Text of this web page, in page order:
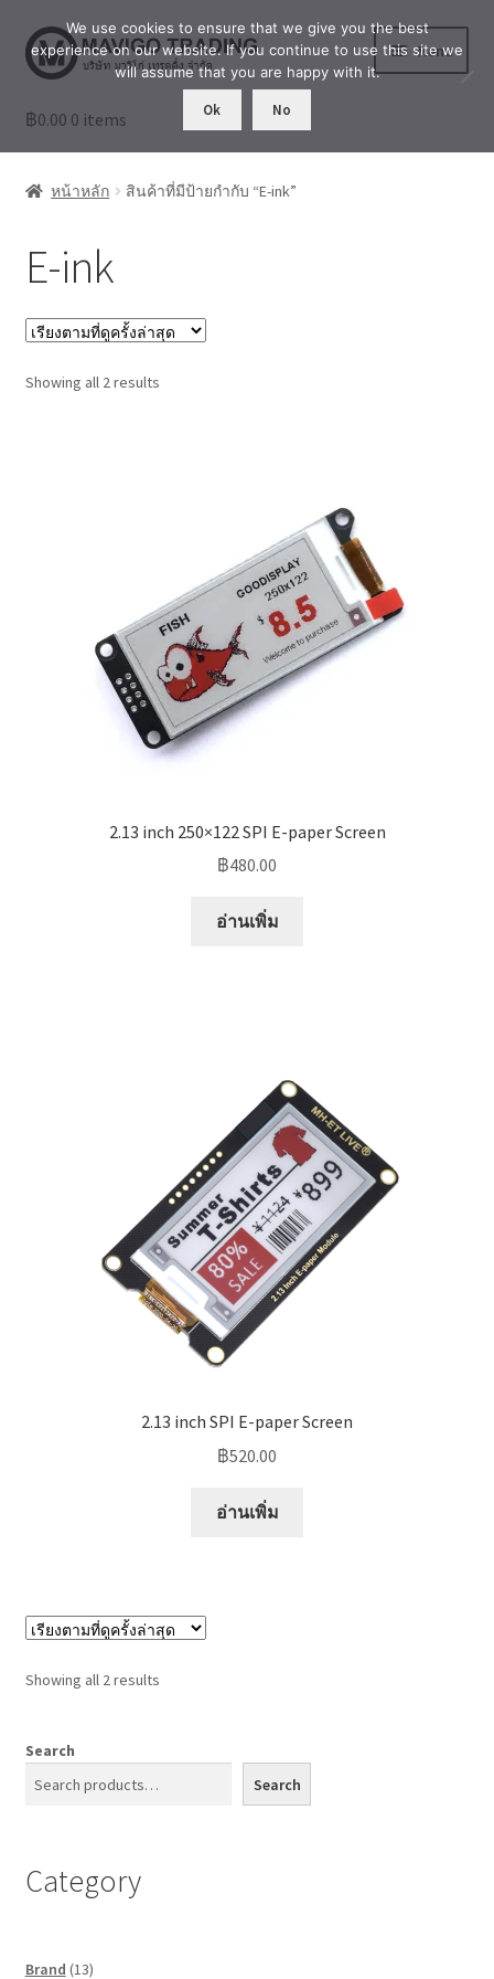
Skip
to
Skip
to
Menu
ร้านค้า
บัญชีผู้ใช้ของฉัน
฿0.00 0 items
หน้าหลัก สินค้าที่มีป้ายกำกับ “E-ink”
E-ink
Showing all 2 resultsSorted
2.13 inch 250×122 SPI E-paper Screen
฿480.00
อ่านเพิ่ม
2.13 inch SPI E-paper Screen
฿520.00
อ่านเพิ่ม
Showing all 2 resultsSorted
Search
Search
Category
Brand 1313
We use cookies to ensure that we give you the best
experience on our website. If you continue to use this site we
will assume that you are happy with it.
Ok No